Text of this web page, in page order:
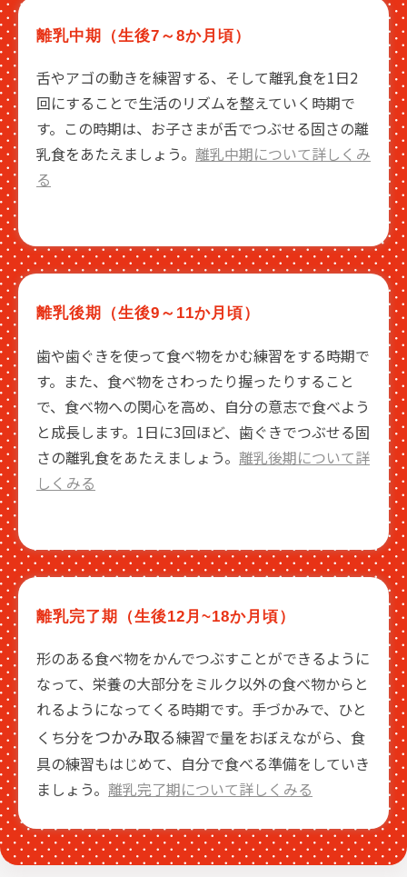
離乳中期（生後7～8か月頃）
舌やアゴの動きを練習する、そして離乳食を1日2
回にすることで生活のリズムを整えていく時期で
す。この時期は、お子さまが舌でつぶせる固さの離
乳食をあたえましょう。 離乳中期について詳しくみ
る
離乳後期（生後9～11か月頃）
歯や歯ぐきを使って食べ物をかむ練習をする時期で
す。また、食べ物をさわったり握ったりすること
で、食べ物への関心を高め、自分の意志で食べよう
と成長します。1日に3回ほど、歯ぐきでつぶせる固
さの離乳食をあたえましょう。 離乳後期について詳
しくみる
離乳完了期（生後12月~18か月頃）
形のある食べ物をかんでつぶすことができるように
なって、栄養の大部分をミルク以外の食べ物からと
れるようになってくる時期です。手づかみで、ひと
くち分をつかみ取る練習で量をおぼえながら、食
具の練習もはじめて、自分で食べる準備をしていき
ましょう。 離乳完了期について詳しくみる